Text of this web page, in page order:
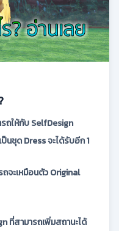
รถให้กับ SelfDesign
นชุด Dress จะได้รับอีก 1
จะเหมือนตัว Original
ที่สามารถเพิ่มสถานะได้